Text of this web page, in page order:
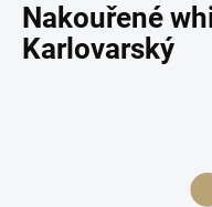
Nakouřené
Karlovarský